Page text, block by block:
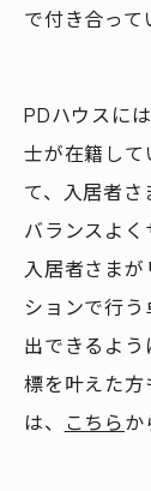
で付き合って
PDハウスに
士が在籍して
て、入居者
バランスよく
入居者さま
ションで行
出できるよ
標を叶えた方
は、
こちらか